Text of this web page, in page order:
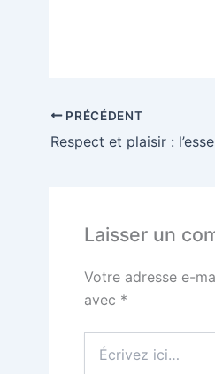
PRÉCÉDENT
Laisser un
Votre adresse e-
avec *
ici…